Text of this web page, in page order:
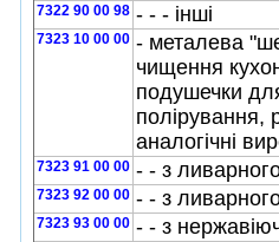
7322 90 00 98 - - - iншi
7323 10 00 00 - металева
чищення
подушечки
полiрування,
аналогiчнi
7323 91 00 00 - - з
7323 92 00 00 - - з
7323 93 00 00 - - з